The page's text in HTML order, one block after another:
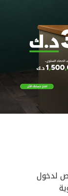
لدخول